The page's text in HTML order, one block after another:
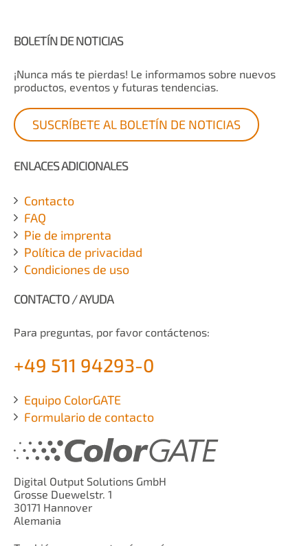
BOLETÍN DE NOTICIAS
¡Nunca más te pierdas! Le informamos sobre nuevos
productos, eventos y futuras tendencias.
SUSCRÍBETE AL BOLETÍN DE NOTICIAS
ENLACES ADICIONALES
Contacto
FAQ
Pie de imprenta
Política de privacidad
Condiciones de uso
CONTACTO / AYUDA
Para preguntas, por favor contáctenos:
+49 511 94293-0
Equipo ColorGATE
Formulario de contacto
Digital Output Solutions GmbH
Grosse Duewelstr. 1
30171 Hannover
Alemania